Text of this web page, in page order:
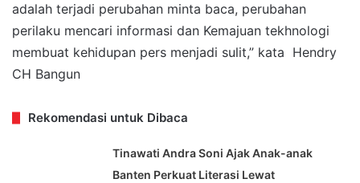
adalah terjadi perubahan minta baca, perubahan
perilaku mencari informasi dan Kemajuan tekhnologi
membuat kehidupan pers menjadi sulit,” kata Hendry
CH Bangun
Rekomendasi untuk Dibaca
Tinawati Andra Soni Ajak Anak-anak
Banten Perkuat Literasi Lewat